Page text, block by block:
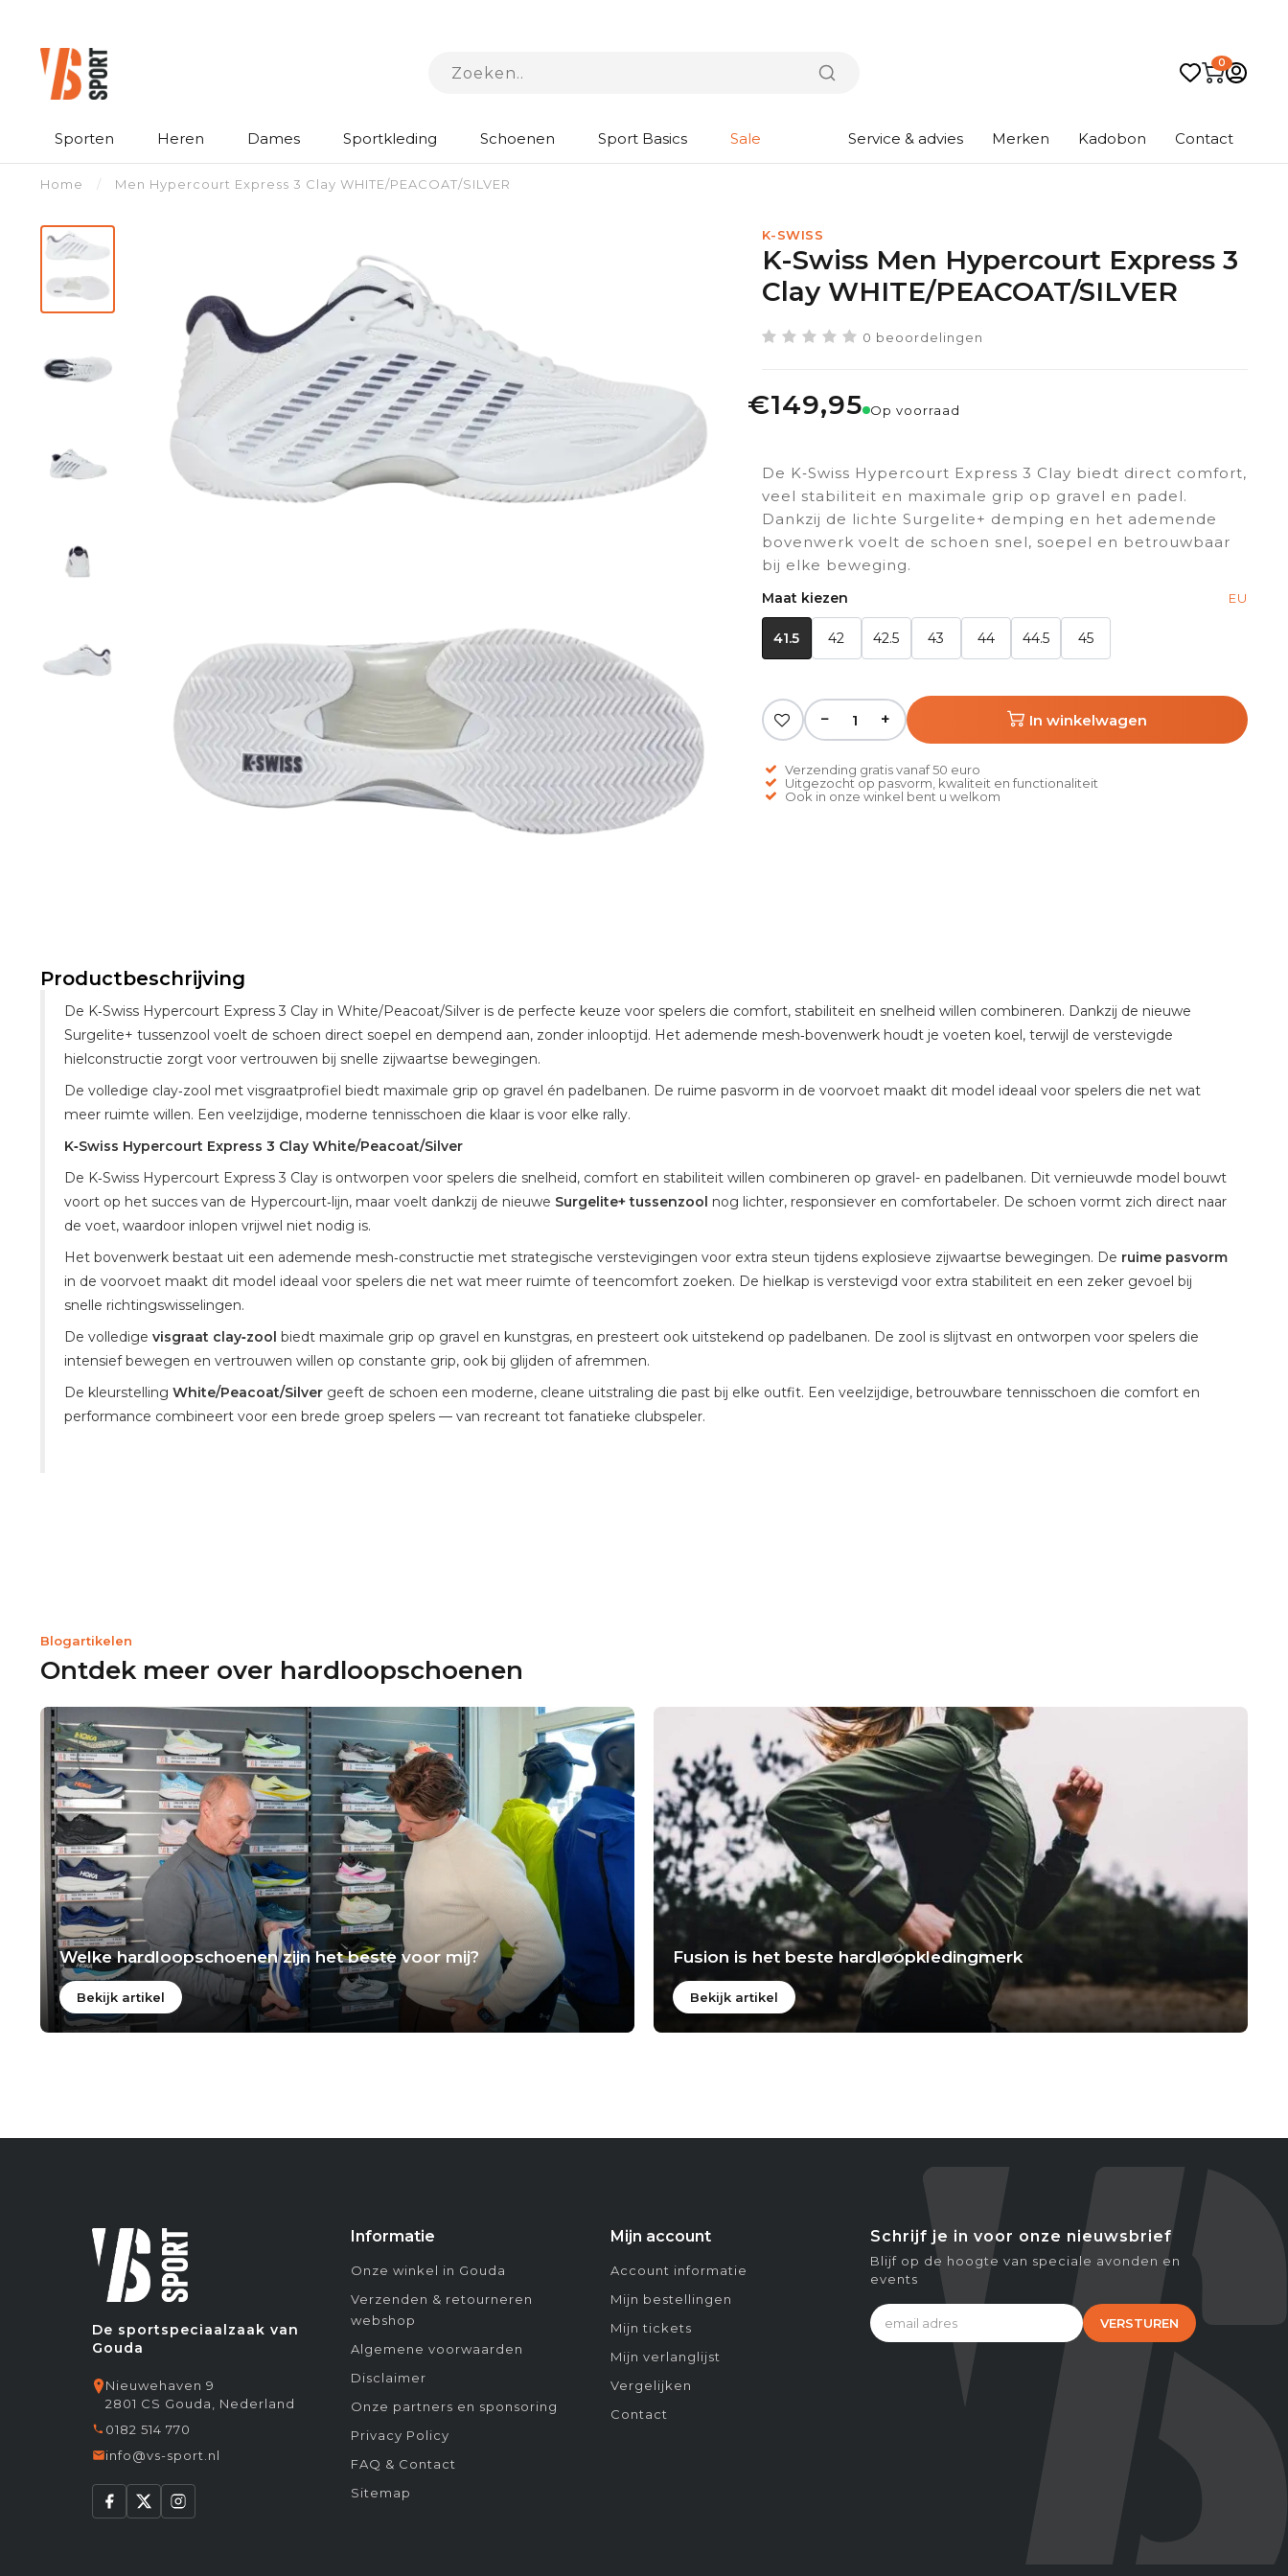
0
Sporten Heren Dames Sportkleding Schoenen Sport Basics Sale Service & advies Merken Kadobon Contact
Home / Men Hypercourt Express 3 Clay WHITE/PEACOAT/SILVER
K-SWISS
K-Swiss Men Hypercourt Express 3
Clay WHITE/PEACOAT/SILVER
0 beoordelingen
€149,95 Op voorraad
De K‑Swiss Hypercourt Express 3 Clay biedt direct comfort,
veel stabiliteit en maximale grip op gravel en padel.
Dankzij de lichte Surgelite+ demping en het ademende
bovenwerk voelt de schoen snel, soepel en betrouwbaar
bij elke beweging.
Maat kiezen EU
41.5 42 42.5 43 44 44.5 45
− + In winkelwagen
Verzending gratis vanaf 50 euro
Uitgezocht op pasvorm, kwaliteit en functionaliteit
Ook in onze winkel bent u welkom
Productbeschrijving
De K‑Swiss Hypercourt Express 3 Clay in White/Peacoat/Silver is de perfecte keuze voor spelers die comfort, stabiliteit en snelheid willen combineren. Dankzij de nieuwe
Surgelite+ tussenzool voelt de schoen direct soepel en dempend aan, zonder inlooptijd. Het ademende mesh‑bovenwerk houdt je voeten koel, terwijl de verstevigde
hielconstructie zorgt voor vertrouwen bij snelle zijwaartse bewegingen.
De volledige clay‑zool met visgraatprofiel biedt maximale grip op gravel én padelbanen. De ruime pasvorm in de voorvoet maakt dit model ideaal voor spelers die net wat
meer ruimte willen. Een veelzijdige, moderne tennisschoen die klaar is voor elke rally.
K‑Swiss Hypercourt Express 3 Clay White/Peacoat/Silver
De K‑Swiss Hypercourt Express 3 Clay is ontworpen voor spelers die snelheid, comfort en stabiliteit willen combineren op gravel- en padelbanen. Dit vernieuwde model bouwt
voort op het succes van de Hypercourt‑lijn, maar voelt dankzij de nieuwe Surgelite+ tussenzool nog lichter, responsiever en comfortabeler. De schoen vormt zich direct naar
de voet, waardoor inlopen vrijwel niet nodig is.
Het bovenwerk bestaat uit een ademende mesh‑constructie met strategische verstevigingen voor extra steun tijdens explosieve zijwaartse bewegingen. De ruime pasvorm
in de voorvoet maakt dit model ideaal voor spelers die net wat meer ruimte of teencomfort zoeken. De hielkap is verstevigd voor extra stabiliteit en een zeker gevoel bij
snelle richtingswisselingen.
De volledige visgraat clay‑zool biedt maximale grip op gravel en kunstgras, en presteert ook uitstekend op padelbanen. De zool is slijtvast en ontworpen voor spelers die
intensief bewegen en vertrouwen willen op constante grip, ook bij glijden of afremmen.
De kleurstelling White/Peacoat/Silver geeft de schoen een moderne, cleane uitstraling die past bij elke outfit. Een veelzijdige, betrouwbare tennisschoen die comfort en
performance combineert voor een brede groep spelers — van recreant tot fanatieke clubspeler.
Blogartikelen
Ontdek meer over hardloopschoenen
Welke hardloopschoenen zijn het beste voor mij?
Bekijk artikel
Fusion is het beste hardloopkledingmerk
Bekijk artikel
De sportspeciaalzaak van
Gouda
Nieuwehaven 9
2801 CS Gouda, Nederland
0182 514 770
info@vs-sport.nl
Informatie
Onze winkel in Gouda
Verzenden & retourneren
webshop
Algemene voorwaarden
Disclaimer
Onze partners en sponsoring
Privacy Policy
FAQ & Contact
Sitemap
Mijn account
Account informatie
Mijn bestellingen
Mijn tickets
Mijn verlanglijst
Vergelijken
Contact
Schrijf je in voor onze nieuwsbrief
Blijf op de hoogte van speciale avonden en
events
VERSTUREN